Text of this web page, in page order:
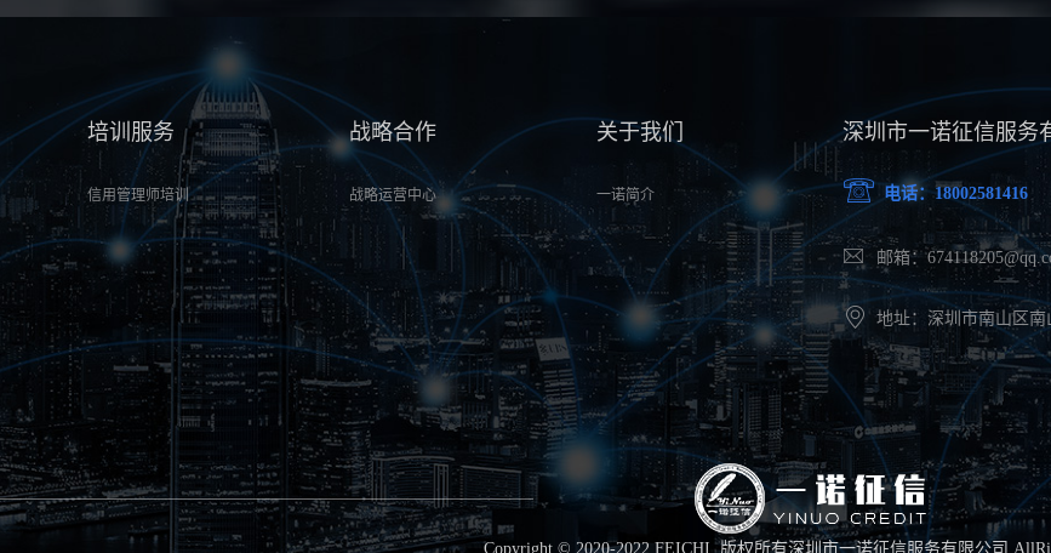
培训服务
信用管理师培训
战略合作
战略运营中心
关于我们
一诺简介
深圳市一诺征信服务
电话：18002581416
邮箱：
地址：深圳市南山区南
Copyright © 2020-2022 FEICHI. 版权所有深圳市一诺征信服务有限公司